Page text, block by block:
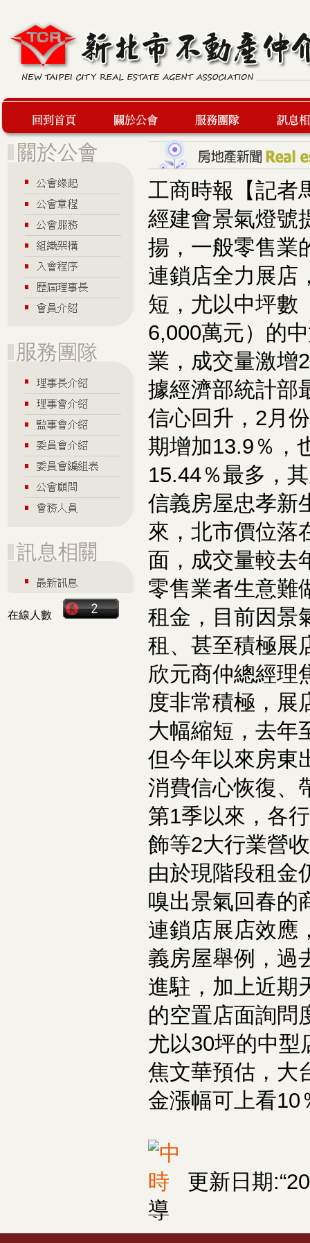
服務團隊 最新訊息
在線人數
工商時報【記者
經建會景氣燈號
揚，一般零售業
連鎖店全力展店
短，尤以中坪數
6,000萬元）的
業，成交量激增
據經濟部統計部
信心回升，2月
期增加13.9％，
15.44％最多，
信義房屋忠孝新
來，北市價位落
面，成交量較去
零售業者生意難
租金，目前因景
租、甚至積極展
欣元商仲總經理
度非常積極，展
大幅縮短，去年
但今年以來房東
消費信心恢復、
第1季以來，各
飾等2大行業營
由於現階段租金
嗅出景氣回春的
連鎖店展店效應
義房屋舉例，過
進駐，加上近期
的空置店面詢問
尤以30坪的中型
焦文華預估，大
金漲幅可上看10
更新日期:
導